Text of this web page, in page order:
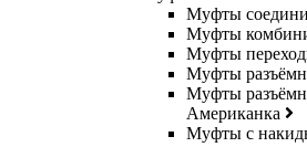
Муфты
Муфты
Муфты
Муфты
Муфты
Американка
Муфты с